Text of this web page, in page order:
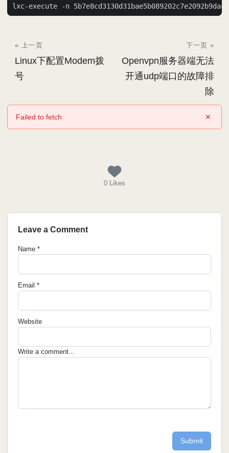
« 上一页
Linux下配置Modem拨
号
下一页 »
Openvpn服务器端无法
开通udp端口的故障排
除